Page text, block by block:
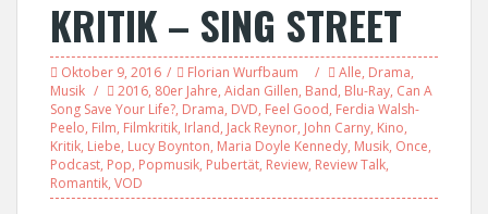
KRITIK – SING STREET
Oktober 9, 2016 Florian Wurfbaum Alle, Drama,
Musik
2016, 80er Jahre, Aidan Gillen, Band, Blu-Ray, Can A
Song Save Your Life?, Drama, DVD, Feel Good, Ferdia Walsh-
Peelo, Film, Filmkritik, Irland, Jack Reynor, John Carny, Kino,
Kritik, Liebe, Lucy Boynton, Maria Doyle Kennedy, Musik, Once,
Podcast, Pop, Popmusik, Pubertät, Review, Review Talk,
Romantik, VOD